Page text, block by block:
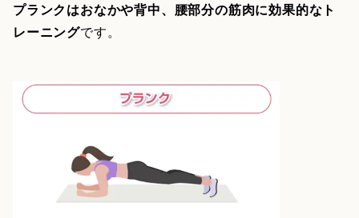
プランクはおなかや背中、腰部分の筋肉に効果的なト
レーニングです。